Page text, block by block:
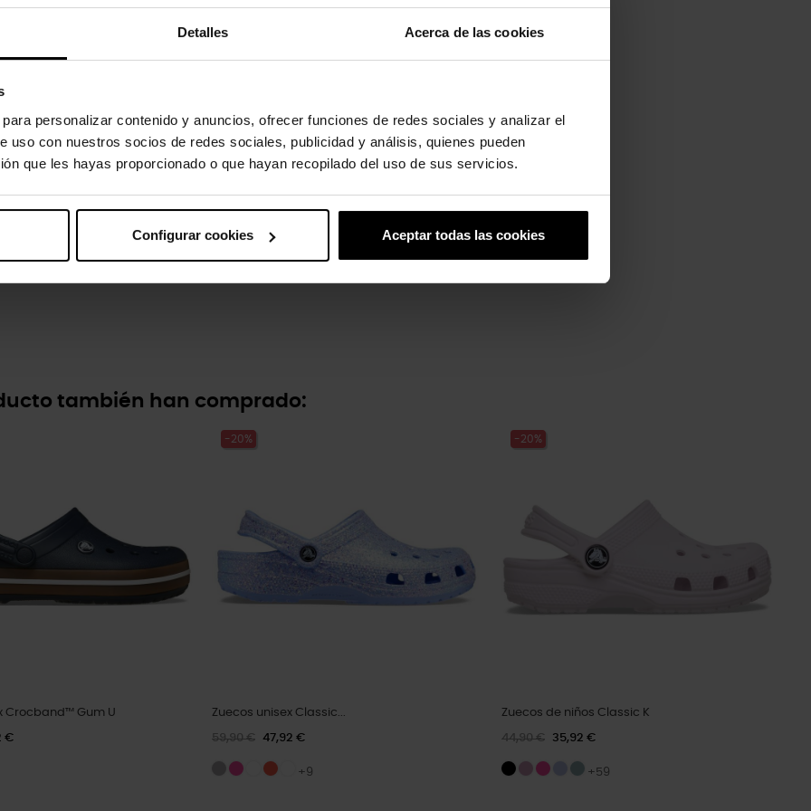
Detalles Acerca de las cookies
personalizar contenido y anuncios, ofrecer funciones de redes sociales y analizar el
uso con nuestros socios de redes sociales, publicidad y análisis, quienes pueden
que les hayas proporcionado o que hayan recopilado del uso de sus servicios.
Configurar cookies Aceptar todas las cookies
producto
Flip son unas chanclas coloridas que combinan perfectamente con pantalones cortos,
de baño. Fabricadas con material Croslite™ fácil de limpiar, son ideales para la playa, el jardín... ¡o
para un look atlético.
mayor comodidad.
también han comprado:
Crocband™ Gum U
€
-20%
Zuecos unisex Classic...
59,90 € 47,92 €
+9
-20%
Zuecos de niños Classic K
44,90 € 35,92 €
+59